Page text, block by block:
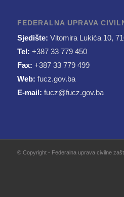
FEDERALNA UPRAVA
Sjedište: Vitomira Lukića 10,
Tel: +387 33 779 450
Fax: +387 33 779 499
Web: fucz.gov.ba
E-mail: fucz@fucz.gov.ba
© Copyright - Federalna uprava civilne